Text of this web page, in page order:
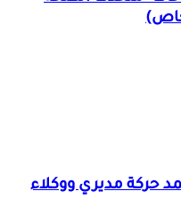
حركة مديري ووكلاء